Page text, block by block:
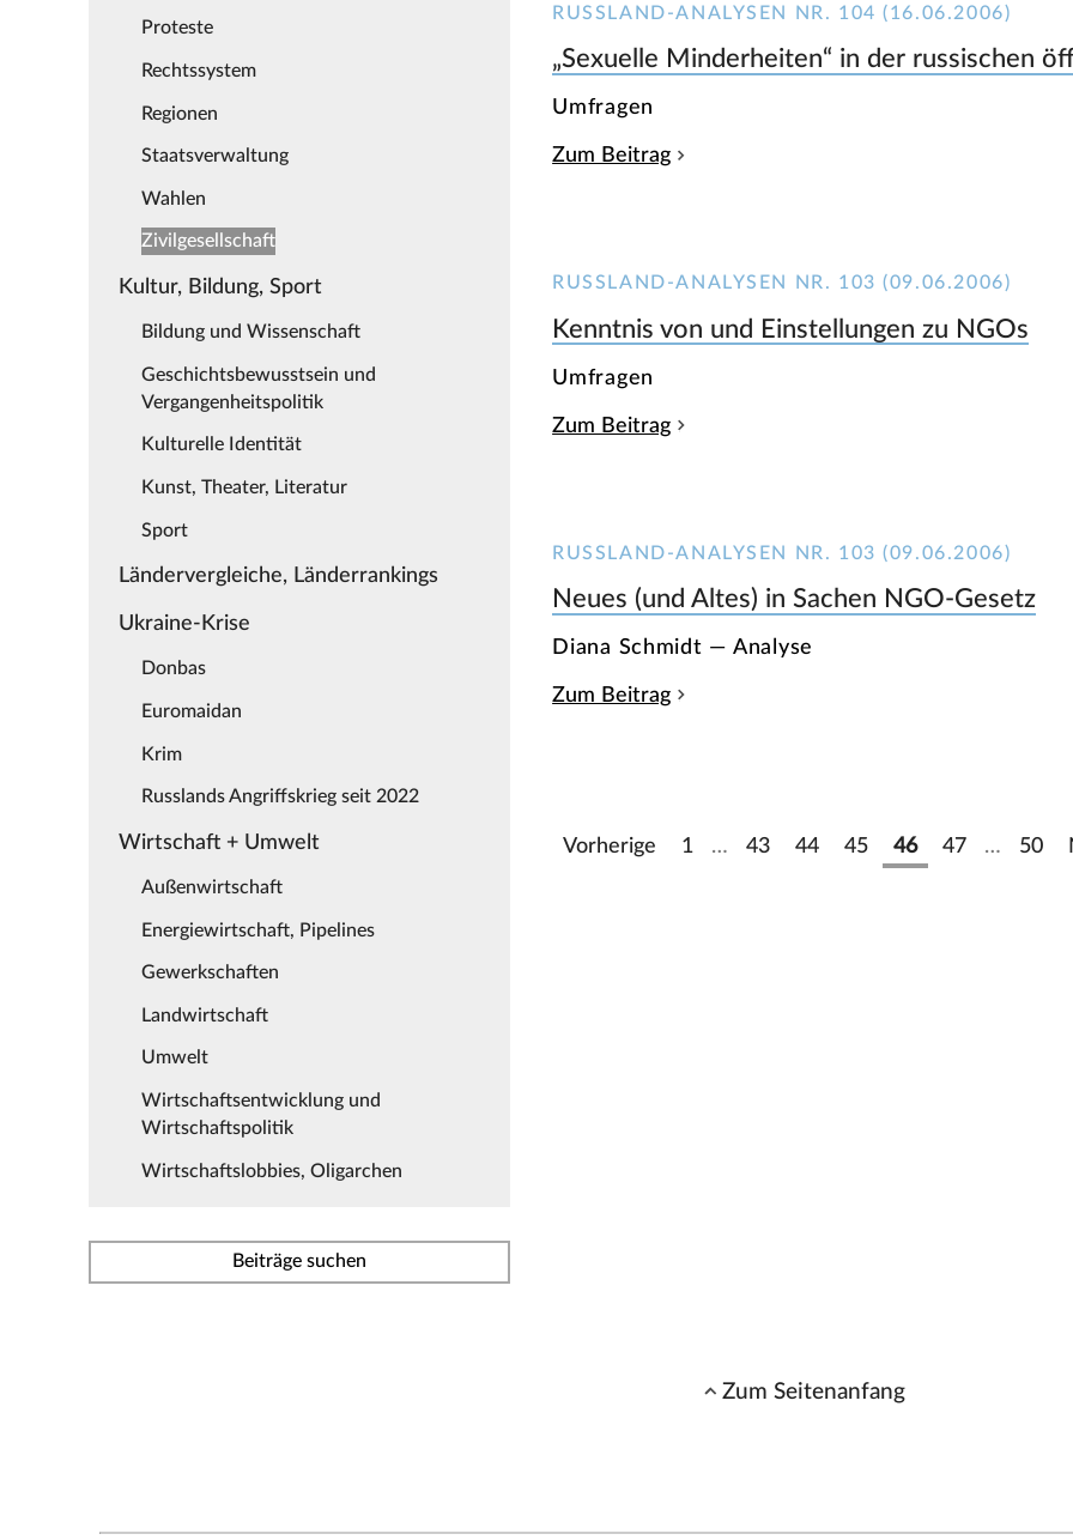
Proteste
Rechtssystem
Regionen
Staatsverwaltung
Wahlen
Zivilgesellschaft
Kultur, Bildung, Sport
Bildung und Wissenschaft
Geschichtsbewusstsein und
Vergangenheitspolitik
Kulturelle Identität
Kunst, Theater, Literatur
Sport
Ländervergleiche, Länderrankings
Ukraine-Krise
Donbas
Euromaidan
Krim
Russlands Angriffskrieg seit 2022
Wirtschaft + Umwelt
Außenwirtschaft
Energiewirtschaft, Pipelines
Gewerkschaften
Landwirtschaft
Umwelt
Wirtschaftsentwicklung und
Wirtschaftspolitik
Wirtschaftslobbies, Oligarchen
Beiträge suchen
RUSSLAND-ANALYSEN NR. 104 (16.06.2006)
„Sexuelle Minderheiten“ in der russischen
Umfragen
Zum Beitrag
RUSSLAND-ANALYSEN NR. 103 (09.06.2006)
Kenntnis von und Einstellungen zu NGOs
Umfragen
Zum Beitrag
RUSSLAND-ANALYSEN NR. 103 (09.06.2006)
Neues (und Altes) in Sachen NGO-Gesetz
Diana Schmidt — Analyse
Zum Beitrag
Vorherige 1 … 43 44 45 46 47 … 50
Zum Seitenanfang